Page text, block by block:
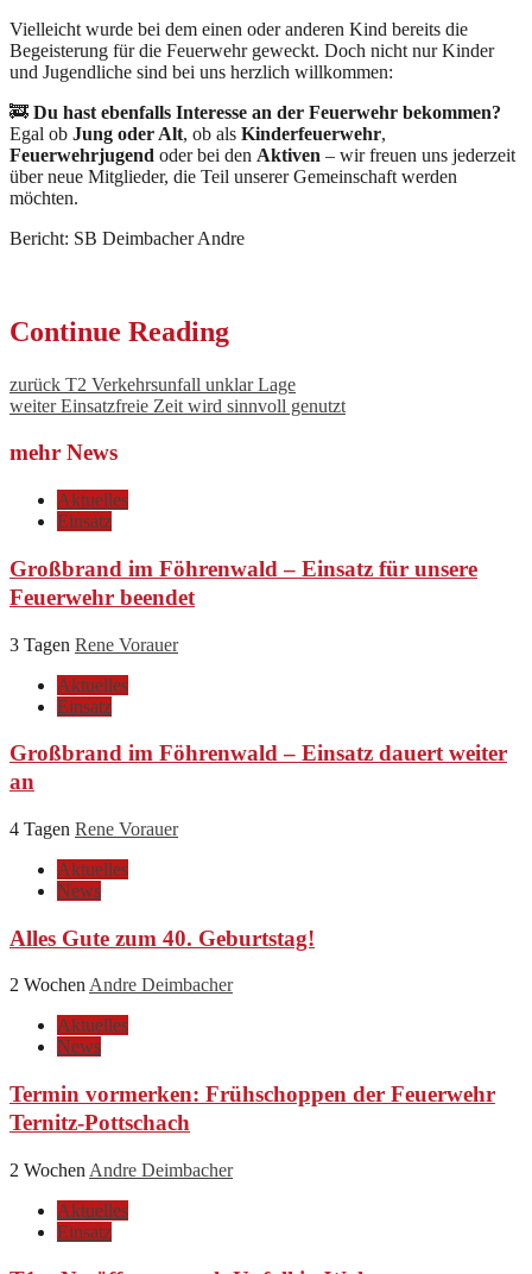
Vielleicht wurde bei dem einen oder anderen Kind bereits die
Begeisterung für die Feuerwehr geweckt. Doch nicht nur Kinder
und Jugendliche sind bei uns herzlich willkommen:
🚒 Du hast ebenfalls Interesse an der Feuerwehr bekommen?
Egal ob Jung oder Alt, ob als Kinderfeuerwehr,
Feuerwehrjugend oder bei den Aktiven – wir freuen uns jederzeit
über neue Mitglieder, die Teil unserer Gemeinschaft werden
möchten.
Bericht: SB Deimbacher Andre
Continue Reading
zurück T2 Verkehrsunfall unklar Lage
weiterEinsatzfreie Zeit wird sinnvoll genutzt
mehr News
Aktuelles
Einsatz
Großbrand im Föhrenwald – Einsatz für unsere
Feuerwehr beendet
3 Tagen Rene Vorauer
Aktuelles
Einsatz
Großbrand im Föhrenwald – Einsatz dauert weiter
an
4 Tagen Rene Vorauer
Aktuelles
News
Alles Gute zum 40. Geburtstag!
2 Wochen Andre Deimbacher
Aktuelles
News
Termin vormerken: Frühschoppen der Feuerwehr
Ternitz-Pottschach
2 Wochen Andre Deimbacher
Aktuelles
Einsatz